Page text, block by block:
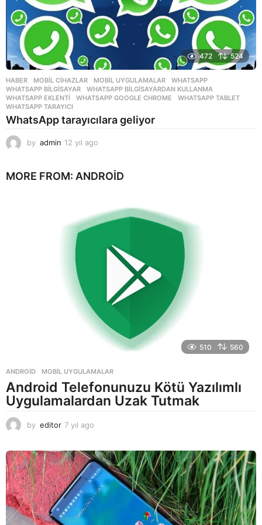
472 524
HABER ,MOBIL CIHAZLAR ,MOBIL UYGULAMALAR WHATSAPP
WHATSAPP BILGISAYAR
,WHATSAPP BILGISAYARDAN KULLANMA
WHATSAPP EKLENTI
,WHATSAPP GOOGLE CHROME ,WHATSAPP TABLET
WHATSAPP TARAYICI
WhatsApp tarayıcılara geliyor
by admin 12 yıl ago
MORE FROM: ANDROID
510 560
ANDROID ,MOBIL UYGULAMALAR
Android Telefonunuzu Kötü Yazılımlı
Uygulamalardan Uzak Tutmak
by editor 7 yıl ago
l
a
g
o